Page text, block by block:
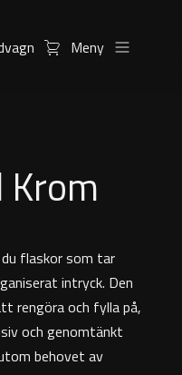
Meny
flaskor som tar
intryck. Den
rengöra och fylla på,
och genomtänkt
behovet av